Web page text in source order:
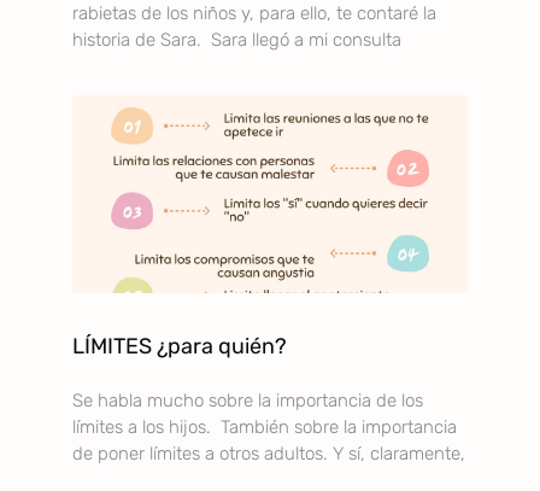
rabietas de los niños y, para ello, te contaré la
historia de Sara. Sara llegó a mi consulta
LÍMITES ¿para quién?
Se habla mucho sobre la importancia de los
límites a los hijos. También sobre la importancia
de poner límites a otros adultos. Y sí, claramente,